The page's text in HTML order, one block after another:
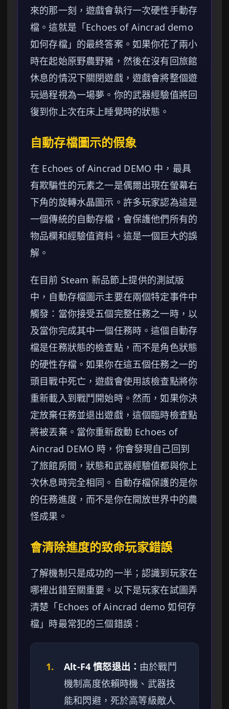
來的那一刻，遊戲會執行一次硬性手動存
檔。這就是「Echoes of Aincrad demo
如何存檔」的最終答案。如果你花了兩小
時在起始原野農野豬，然後在沒有回旅館
休息的情況下關閉遊戲，遊戲會將整個遊
玩過程視為一場夢。你的武器經驗值將回
復到你上次在床上睡覺時的狀態。
自動存檔圖示的假象
在 Echoes of Aincrad DEMO 中，最具
有欺騙性的元素之一是偶爾出現在螢幕右
下角的旋轉水晶圖示。許多玩家認為這是
一個傳統的自動存檔，會保護他們所有的
物品欄和經驗值資料。這是一個巨大的誤
解。
在目前 Steam 新品節上提供的測試版
中，自動存檔圖示主要在兩個特定事件中
觸發：當你接受五個完整任務之一時，以
及當你完成其中一個任務時。這個自動存
檔是任務狀態的檢查點，而不是角色狀態
的硬性存檔。如果你在這五個任務之一的
頭目戰中死亡，遊戲會使用該檢查點將你
重新載入到戰鬥開始時。然而，如果你決
定放棄任務並退出遊戲，這個臨時檢查點
將被丟棄。當你重新啟動 Echoes of
Aincrad DEMO 時，你會發現自己回到
了旅館房間，狀態和武器經驗值都與你上
次休息時完全相同。自動存檔保護的是你
的任務進度，而不是你在開放世界中的農
怪成果。
會清除進度的致命玩家錯誤
了解機制只是成功的一半；認識到玩家在
哪裡出錯至關重要。以下是玩家在試圖弄
清楚「Echoes of Aincrad demo 如何存
檔」時最常犯的三個錯誤：
1. Alt-F4 憤怒退出： 由於戰鬥
機制高度依賴時機、武器技
能和閃避，死於高等級敵人